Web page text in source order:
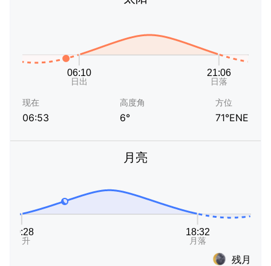
现在
06:53
高度角
6°
方位
71°ENE
月亮
残月